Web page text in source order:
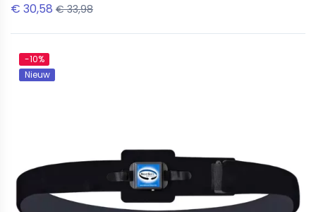
€ 30,58 € 33,98
-10%
Nieuw